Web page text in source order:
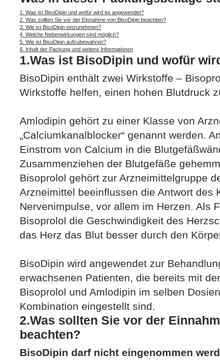
1. Was ist BisoDipin und wofür wird es angewendet?
2. Was sollten Sie vor der Einnahme von BisoDipin beachten?
3. Wie ist BisoDipin einzunehmen?
4. Welche Nebenwirkungen sind möglich?
5. Wie ist BisoDipin aufzubewahren?
6. Inhalt der Packung und weitere Informationen
1.Was ist BisoDipin und wofür
BisoDipin enthält zwei Wirkstoffe –
Wirkstoffe helfen, einen hohen Blutdruck
Amlodipin gehört zu einer Klasse von
„Calciumkanalblocker“ genannt werden.
Einstrom von Calcium in die
Zusammenziehen der Blutgefäße
Bisoprolol gehört zur Arzneimittelgruppe
Arzneimittel beeinflussen die Antwort des
Nervenimpulse, vor allem im Herzen. Als
Bisoprolol die Geschwindigkeit des
das Herz das Blut besser durch den
BisoDipin wird angewendet zur
erwachsenen Patienten, die bereits mit
Bisoprolol und Amlodipin im selben
Kombination eingestellt sind.
2.Was sollten Sie vor der
beachten?
BisoDipin darf nicht eingenommen